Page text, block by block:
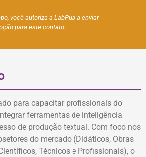
você autoriza a LabPub a enviar
para este contato.
para capacitar profissionais do
ferramentas de inteligência
de produção textual. Com foco nos
do mercado (Didáticos, Obras
Técnicos e Profissionais), o